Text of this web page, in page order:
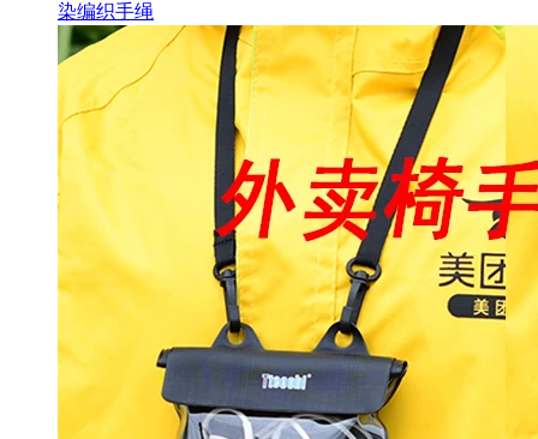
染编织手绳